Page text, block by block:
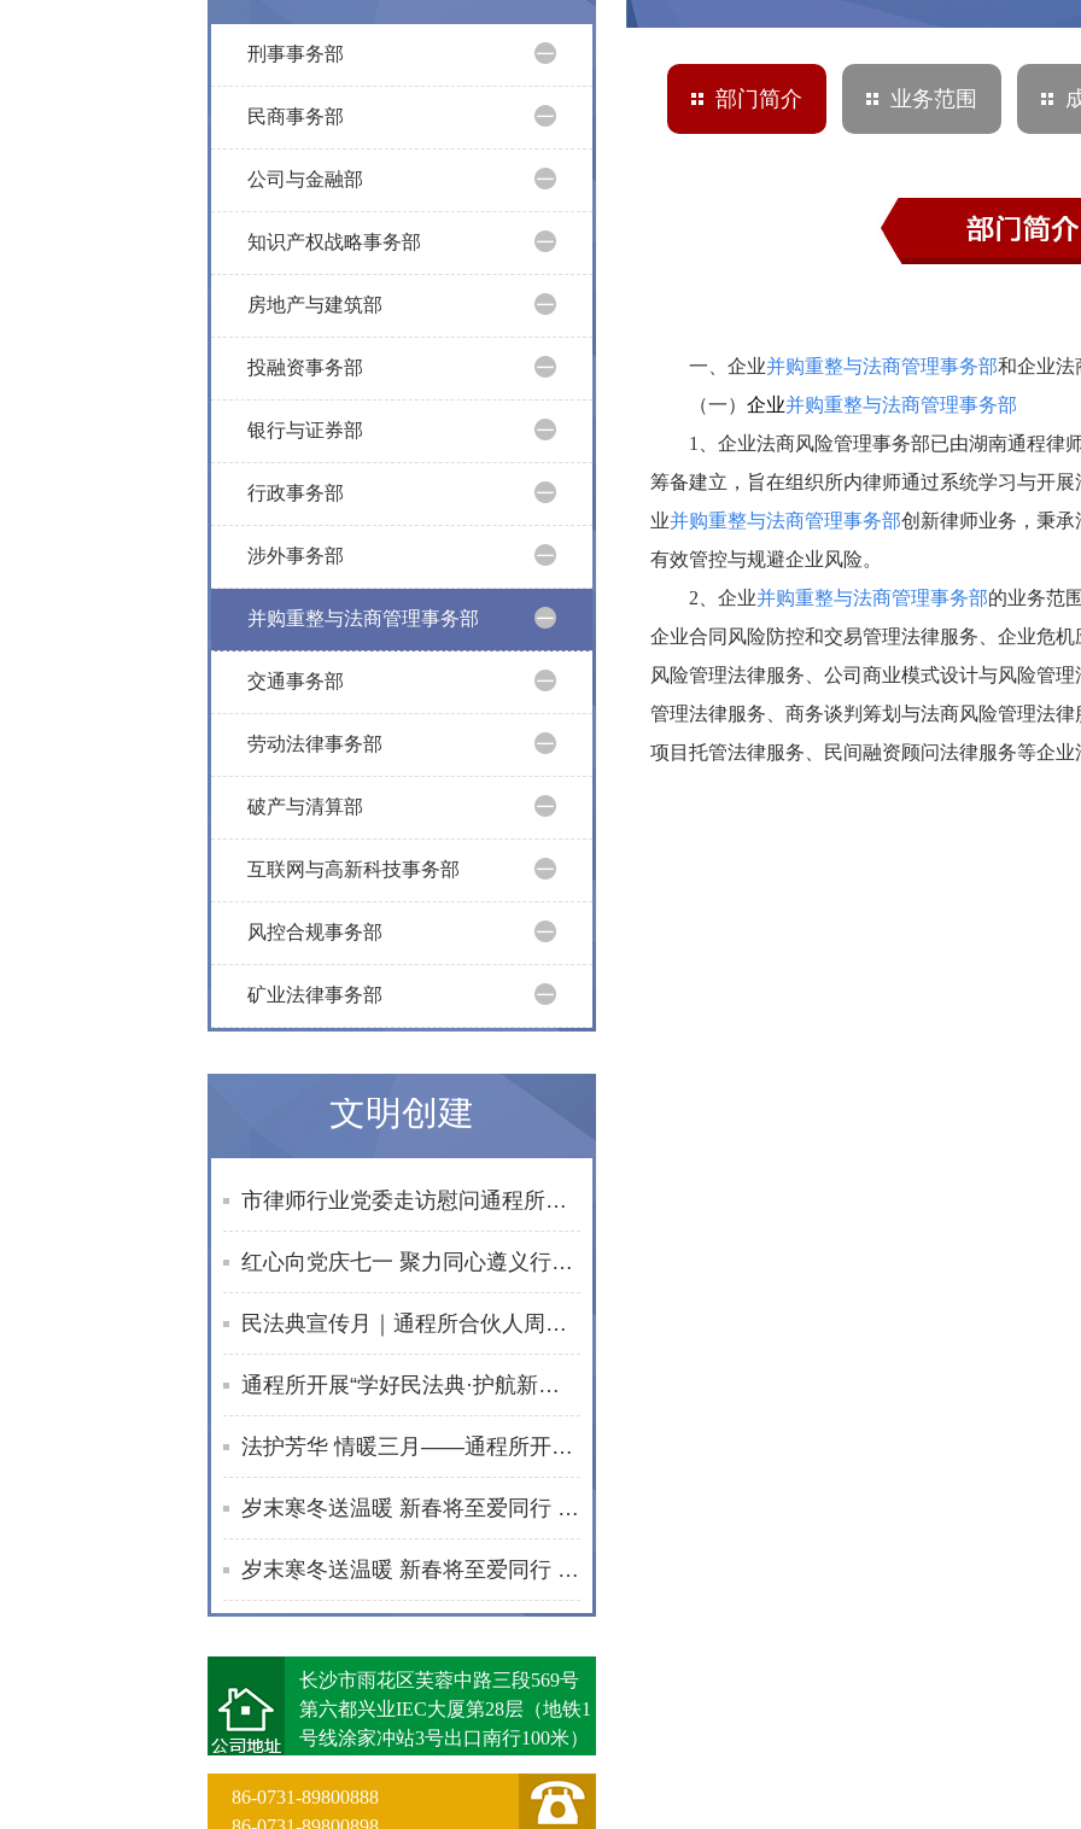
刑事事务部
民商事务部
公司与金融部
知识产权战略事务部
房地产与建筑部
投融资事务部
银行与证券部
行政事务部
涉外事务部
并购重整与法商管理事务部
交通事务部
劳动法律事务部
破产与清算部
互联网与高新科技事务部
风控合规事务部
矿业法律事务部
文明创建
市律师行业党委走访慰问通程所老党员文星民律师
红心向党庆七一 聚力同心遵义行——湖南通程律师事务所党总支赴遵义开展红色教育活动
民法典宣传月｜通程所合伙人周波开展普法宣讲活动
通程所开展“学好民法典·护航新生活”普法进社区活动
法护芳华 情暖三月——通程所开展2026年“三八维权周”普法宣传活动纪实
岁末寒冬送温暖 新春将至爱同行 | 通程“小蓓蕾”公益项目2025年走访纪实
岁末寒冬送温暖 新春将至爱同行 | 通程“小蓓蕾”公益项目2025年走访纪实
长沙市雨花区芙蓉中路三段569号
第六都兴业IEC大厦第28层（地铁1
号线涂家冲站3号出口南行100米）
86-0731-89800888
部门简介 业务范围
一、企业并购重整与法商管理事务部和企业法
（一） 企业并购重整与法商管理事务部
1、企业法商风险管理事务部已由湖南通程律
筹备建立，旨在组织所内律师通过系统学习与开
业并购重整与法商管理事务部创新律师业务，秉
有效管控与规避企业风险。
2、企业并购重整与法商管理事务部的业务范
企业合同风险防控和交易管理法律服务、企业危
风险管理法律服务、公司商业模式设计与风险管
管理法律服务、商务谈判筹划与法商风险管理法
项目托管法律服务、民间融资顾问法律服务等企业